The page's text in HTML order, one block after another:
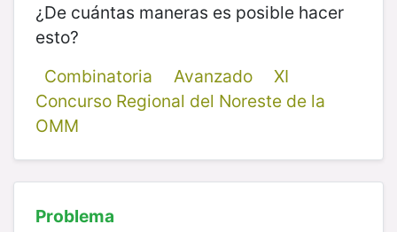
¿De cuántas maneras es posible hacer
esto?
Combinatoria
Avanzado
XI
Concurso Regional del Noreste de la
OMM
Problema